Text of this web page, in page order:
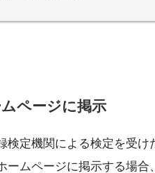
ページに掲示
検定機関による検定を受
ームページに掲示する場